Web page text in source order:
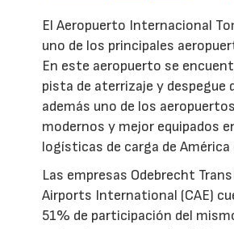
El Aeropuerto Internacional
uno de los principales
En este aeropuerto se
pista de aterrizaje y despegue
además uno de los
modernos y mejor equipados
logísticas de carga de América
Las empresas Odebrecht
Airports International (CAE)
51% de participación del